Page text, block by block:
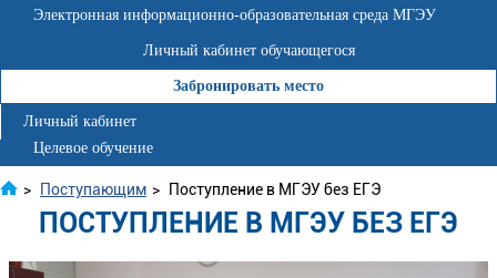
Электронная информационно-образовательная среда МГЭУ
Личный кабинет обучающегося
Забронировать место
Личный кабинет
Целевое обучение
> Поступающим > Поступление в МГЭУ без ЕГЭ
ПОСТУПЛЕНИЕ В МГЭУ БЕЗ ЕГЭ